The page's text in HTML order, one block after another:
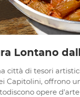
Lontano
città di tesori
Capitolini, offrono
opere